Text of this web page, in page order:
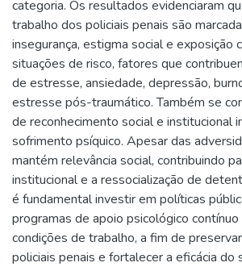
categoria. Os resultados evidenciaram
trabalho dos policiais penais são
insegurança, estigma social e exposição
situações de risco, fatores que
de estresse, ansiedade, depressão,
estresse pós-traumático. Também se
de reconhecimento social e institucional
sofrimento psíquico. Apesar das
mantém relevância social, contribuindo
institucional e a ressocialização de
é fundamental investir em políticas
programas de apoio psicológico
condições de trabalho, a fim de
policiais penais e fortalecer a eficácia do